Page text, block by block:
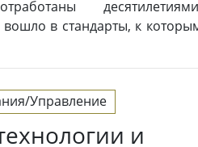
в стандарты, к
Управление
и